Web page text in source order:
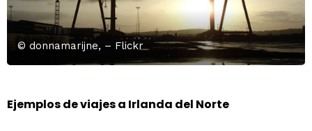
© donnamarijne, – Flickr
Ejemplos de viajes a Irlanda del Norte